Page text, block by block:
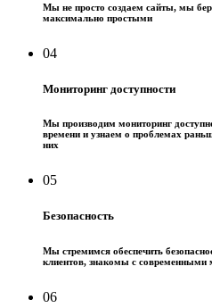
Мы не просто создаем сайты, мы
максимально простыми
04
Мониторинг доступности
Мы производим мониторинг
времени и узнаем о проблемах
них
05
Безопасность
Мы стремимся обеспечить
клиентов, знакомы с современными
06